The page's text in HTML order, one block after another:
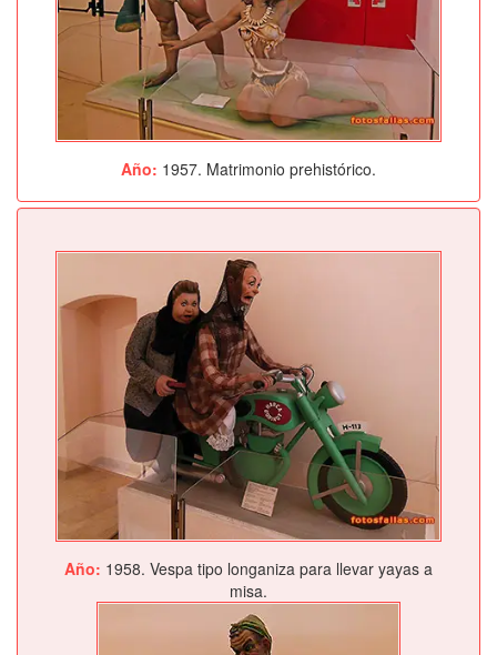
Año: 1957. Matrimonio prehistórico.
Año: 1958. Vespa tipo longaniza para llevar yayas a
misa.